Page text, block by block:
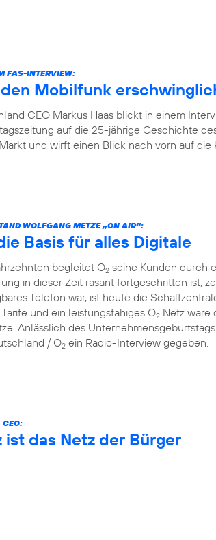
FAS-INTERVIEW:
Mobilfunk
CEO Markus Haas blickt in einem
auf die 25-jährige Geschichte
und wirft einen Blick nach vorn auf die
WOLFGANG METZE „ON AIR“:
Basis für alles Digitale
begleitet O2 seine Kunden durch
in dieser Zeit rasant fortgeschritten ist,
Telefon war, ist heute die
und ein leistungsfähiges O2 Netz wäre
Anlässlich des
/ O2 ein Radio-Interview gegeben.
CEO:
ist das Netz der Bürger